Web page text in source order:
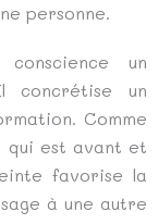
personne.
un
concrétise un
Comme
qui est avant et
favorise la
à une autre